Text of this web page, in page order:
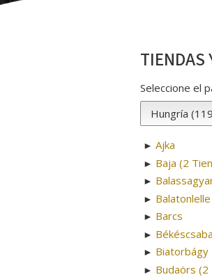
TIENDAS
Seleccione el
► Ajka
► Baja (2
►
► Balatonlelle
► Barcs
► Békéscsaba
► Biatorbágy
► Budaörs (2